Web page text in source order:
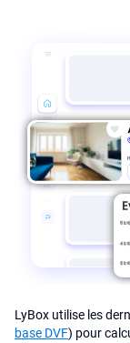
LyBox utilise les
base DVF) pour